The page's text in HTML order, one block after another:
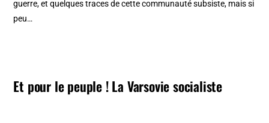
guerre, et quelques traces de cette communauté subsiste, mais si
peu…
Et pour le peuple ! La Varsovie socialiste